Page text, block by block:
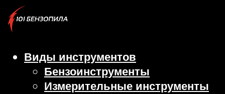
Виды инструментов
Бензоинструменты
Измерительные инструменты